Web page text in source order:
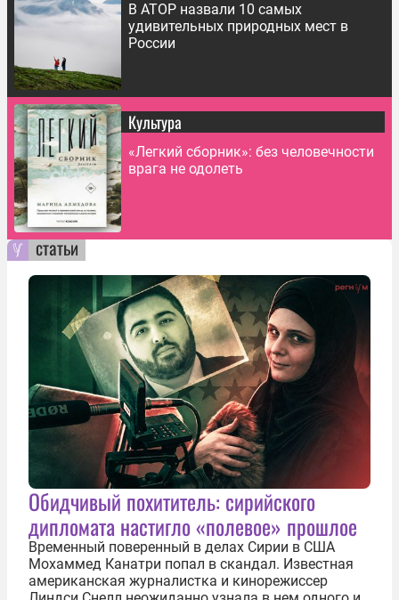
В АТОР назвали 10 самых
удивительных природных мест в
России
Культура
«Легкий сборник»: без человечности
врага не одолеть
статьи
Обидчивый похититель: сирийского
дипломата настигло «полевое» прошлое
Временный поверенный в делах Сирии в США
Мохаммед Канатри попал в скандал. Известная
американская журналистка и кинорежиссер